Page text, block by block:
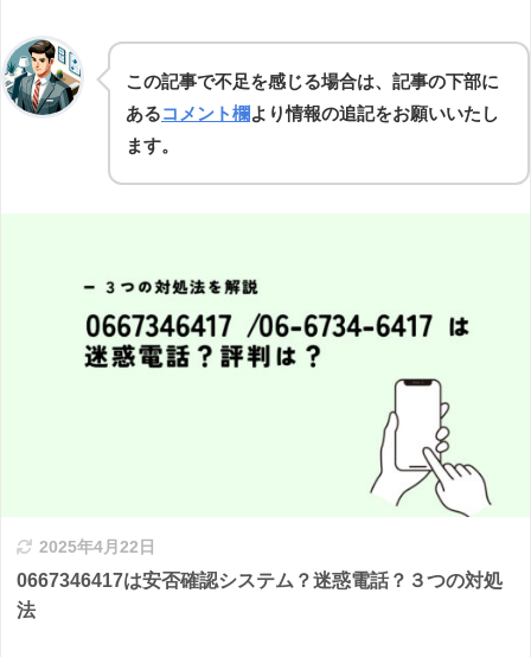
この記事で不足を感じる場合は、記事の下部に
あるコメント欄より情報の追記をお願いいたし
ます。
2025年4月22日
0667346417は安否確認システム？迷惑電話？３つの対処
法